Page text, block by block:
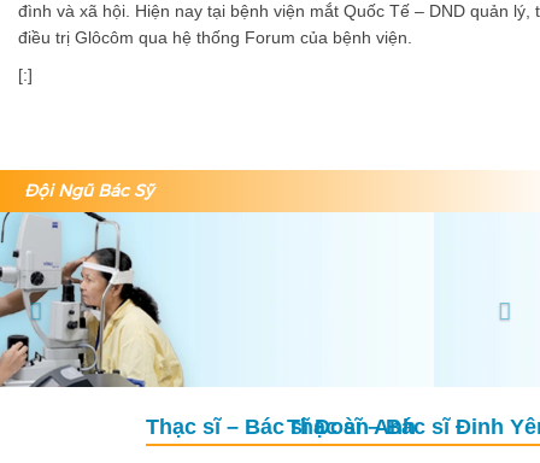
đình và xã hội. Hiện nay tại bệnh viện mắt Quốc Tế – DND quản lý,
điều trị Glôcôm qua hệ thống Forum của bệnh viện.
[:]
Đội Ngũ Bác Sỹ
Thạc sĩ – Bác sĩ Đinh Yên Lục
Previous